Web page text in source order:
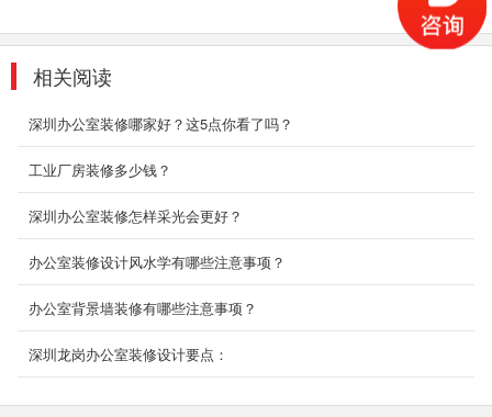
相关阅读
深圳办公室装修哪家好？这5点你看了吗？
工业厂房装修多少钱？
深圳办公室装修怎样采光会更好？
办公室装修设计风水学有哪些注意事项？
办公室背景墙装修有哪些注意事项？
深圳龙岗办公室装修设计要点：
深圳东森装饰公司拥有一级的设计师团队和经验
2018-07-30
主题办公室装修_广州远洋
空间设计中充分利用了来自自然光线、为本来就
独树一帜的智慧办公赋予了灵动的生命力。空间
设计打...
信测 科技风大赏
为打造信息化，采用科技风，以线条的形势凸显
形象，空间错落分布，主打明亮宽阔。
2019-11-04